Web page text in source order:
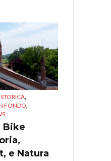
,
FONDO,
Bike
e Natura